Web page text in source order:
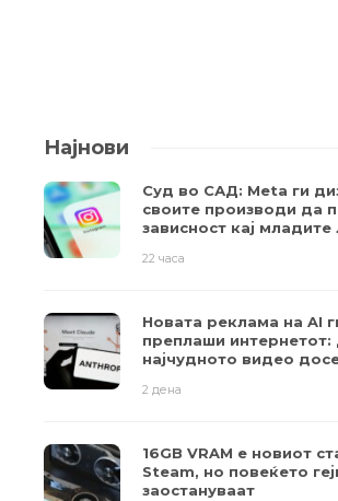
Најнови
Суд во САД: Meta ги
своите производи да
зависност кај младите
22 часа
Новата реклама на AI
преплаши интернетот:
најчудното видео
2 дена
16GB VRAM е новиот
Steam, но повеќето
заостануваат